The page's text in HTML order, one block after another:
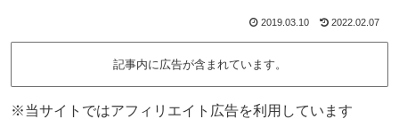
2019.03.10 2022.02.07
記事内に広告が含まれています。
※当サイトではアフィリエイト広告を利用しています